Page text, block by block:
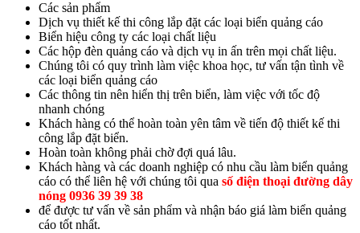
Các sản phẩm
Dịch vụ thiết kế thi công lắp đặt các loại biển quảng cáo
Biển hiệu công ty các loại chất liệu
Các hộp đèn quảng cáo và dịch vụ in ấn trên mọi chất liệu.
Chúng tôi có quy trình làm việc khoa học, tư vấn tận tình về
các loại biển quảng cáo
Các thông tin nên hiển thị trên biển, làm việc với tốc độ
nhanh chóng
Khách hàng có thể hoàn toàn yên tâm về tiến độ thiết kế thi
công lắp đặt biển.
Hoàn toàn không phải chờ đợi quá lâu.
Khách hàng và các doanh nghiệp có nhu cầu làm biển quảng
cáo có thể liên hệ với chúng tôi qua số điện thoại đường dây
nóng 0936 39 39 38
để được tư vấn về sản phẩm và nhận báo giá làm biển quảng
cáo tốt nhất.